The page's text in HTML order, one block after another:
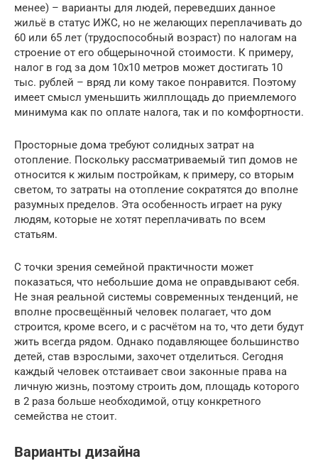
менее) – варианты для людей, переведших данное
жильё в статус ИЖС, но не желающих переплачивать до
60 или 65 лет (трудоспособный возраст) по налогам на
строение от его общерыночной стоимости. К примеру,
налог в год за дом 10х10 метров может достигать 10
тыс. рублей – вряд ли кому такое понравится. Поэтому
имеет смысл уменьшить жилплощадь до приемлемого
минимума как по оплате налога, так и по комфортности.
Просторные дома требуют солидных затрат на
отопление. Поскольку рассматриваемый тип домов не
относится к жилым постройкам, к примеру, со вторым
светом, то затраты на отопление сократятся до вполне
разумных пределов. Эта особенность играет на руку
людям, которые не хотят переплачивать по всем
статьям.
С точки зрения семейной практичности может
показаться, что небольшие дома не оправдывают себя.
Не зная реальной системы современных тенденций, не
вполне просвещённый человек полагает, что дом
строится, кроме всего, и с расчётом на то, что дети будут
жить всегда рядом. Однако подавляющее большинство
детей, став взрослыми, захочет отделиться. Сегодня
каждый человек отстаивает свои законные права на
личную жизнь, поэтому строить дом, площадь которого
в 2 раза больше необходимой, отцу конкретного
семейства не стоит.
Варианты дизайна